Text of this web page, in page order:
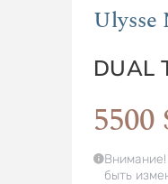
Ulysse
DUAL
5500
Внимание!
быть